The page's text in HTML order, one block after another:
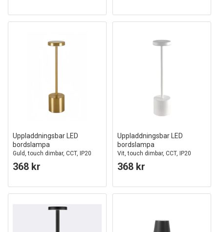
Uppladdningsbar LED
bordslampa
Guld, touch dimbar, CCT, IP20
368 kr
Uppladdningsbar LED
bordslampa
Vit, touch dimbar, CCT, IP20
368 kr